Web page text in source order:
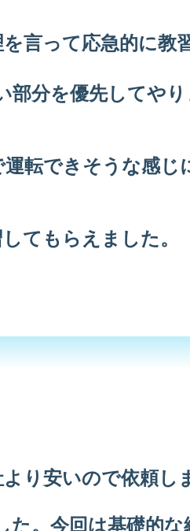
言って応急的に教
部分を優先してや
転できそうな感じ
てもらえました。
り安いので依頼し
。今回は基礎的な